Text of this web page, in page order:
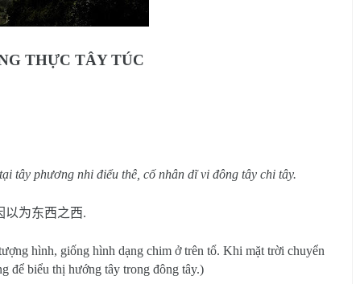
THỰC TÂY TÚC
tây phương nhi điểu thê, cố nhân dĩ vi đông tây chi tây.
以为东西之西.
hình, giống hình dạng chim ở trên tổ. Khi mặt trời chuyển
để biểu thị hướng tây trong đông tây.)